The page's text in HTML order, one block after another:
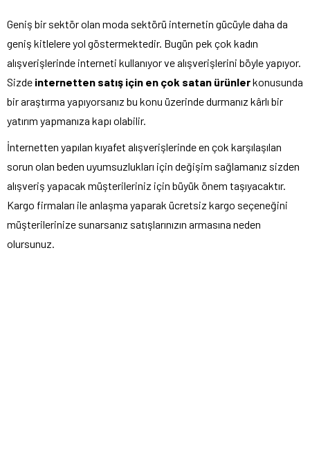
Geniş bir sektör olan moda sektörü internetin gücüyle daha da
geniş kitlelere yol göstermektedir. Bugün pek çok kadın
alışverişlerinde interneti kullanıyor ve alışverişlerini böyle yapıyor.
Sizde internetten satış için en çok satan ürünlerkonusunda
bir araştırma yapıyorsanız bu konu üzerinde durmanız kârlı bir
yatırım yapmanıza kapı olabilir.
İnternetten yapılan kıyafet alışverişlerinde en çok karşılaşılan
sorun olan beden uyumsuzlukları için değişim sağlamanız sizden
alışveriş yapacak müşterileriniz için büyük önem taşıyacaktır.
Kargo firmaları ile anlaşma yaparak ücretsiz kargo seçeneğini
müşterilerinize sunarsanız satışlarınızın armasına neden
olursunuz.